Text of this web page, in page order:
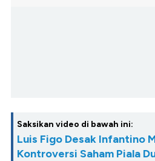
Saksikan video di bawah ini:
Luis Figo Desak Infantino
Kontroversi Saham Piala